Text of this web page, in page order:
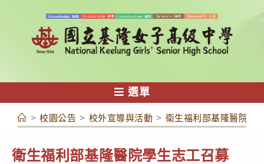
容
選單
> 校園公告 > 校外宣導與活動 > 衛生福利部基隆醫院學
衛生福利部基隆醫院學生志工召募